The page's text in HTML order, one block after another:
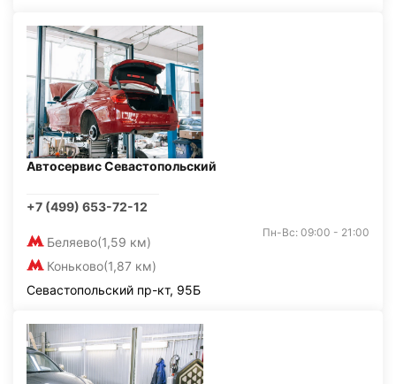
Автосервис Севастопольский
+7 (499) 653-72-12
Беляево(1,59 км)
Коньково(1,87 км)
Пн-Вс: 09:00 - 21:00
Севастопольский пр-кт, 95Б